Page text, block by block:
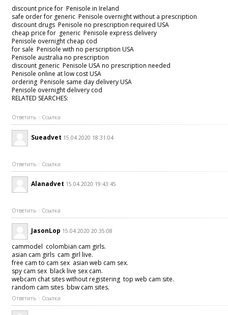
discount price for Penisole in Ireland
safe order for generic Penisole overnight without a prescription
discount drugs Penisole no prescription required USA
cheap price for generic Penisole express delivery
Penisole overnight cheap cod
for sale Penisole with no perscription USA
Penisole australia no prescription
discount generic Penisole USA no prescription needed
Penisole online at low cost USA
ordering Penisole same day delivery USA
Penisole overnight delivery cod
RELATED SEARCHES:
Ответить Ссылка
Sueadvet 15.04.2020 18:31:04
Ответить Ссылка
Alanadvet 15.04.2020 19:43:45
Ответить Ссылка
JasonLop 15.04.2020 20:35:08
cammodel colombian cam girls.
asian cam girls cam girl live.
free cam to cam sex asian web cam sex.
spy cam sex black live sex cam.
webcam chat sites without registering top web cam site.
random cam sites bbw cam sites.
Ответить Ссылка